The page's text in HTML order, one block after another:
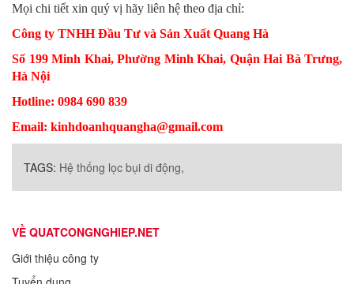
Mọi chi tiết xin quý vị hãy liên hệ theo địa chỉ:
Công ty TNHH Đầu Tư và Sản Xuất Quang Hà
Số 199 Minh Khai, Phường Minh Khai, Quận Hai Bà Trưng,
Hà Nội
Hotline: 0984 690 839
Email: kinhdoanhquangha@gmail.com
TAGS: Hệ thống lọc bụi di động,
VỀ QUATCONGNGHIEP.NET
Giới thiệu công ty